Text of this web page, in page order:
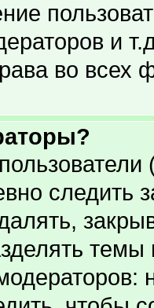
и
во всех
следить
темы